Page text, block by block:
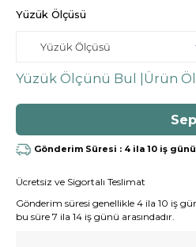
Yüzük Ölçüsü
Yüzük Ölçünü Bul | Ürün
Gönderim Süresi : 4 ila 10 iş
Ücretsiz ve Sigortalı Teslimat
Gönderim süresi genellikle 4 ila 10 iş
bu süre 7 ila 14 iş günü arasındadır.